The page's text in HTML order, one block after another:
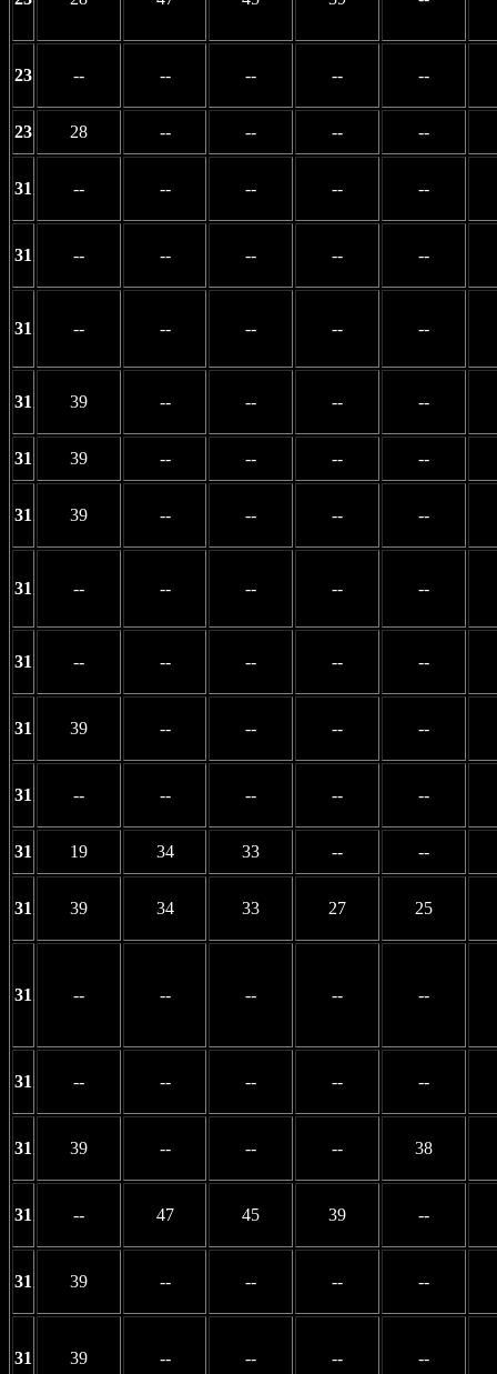
23 -- -- -- -- --
23 28 -- -- -- --
31 -- -- -- -- --
31 -- -- -- -- --
31 -- -- -- -- --
31 39 -- -- -- --
31 39 -- -- -- --
31 39 -- -- -- --
31 -- -- -- -- --
31 -- -- -- -- --
31 39 -- -- -- --
31 -- -- -- -- --
31 19 34 33 -- --
31 39 34 33 27 25
31 -- -- -- -- --
31 -- -- -- -- --
31 39 -- -- -- 38
31 -- 47 45 39 --
31 39 -- -- -- --
31 39 -- -- -- --